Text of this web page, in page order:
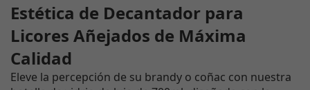
Estética de Decantador para
Licores Añejados de Máxima
Calidad
Eleve la percepción de su brandy o coñac con nuestra